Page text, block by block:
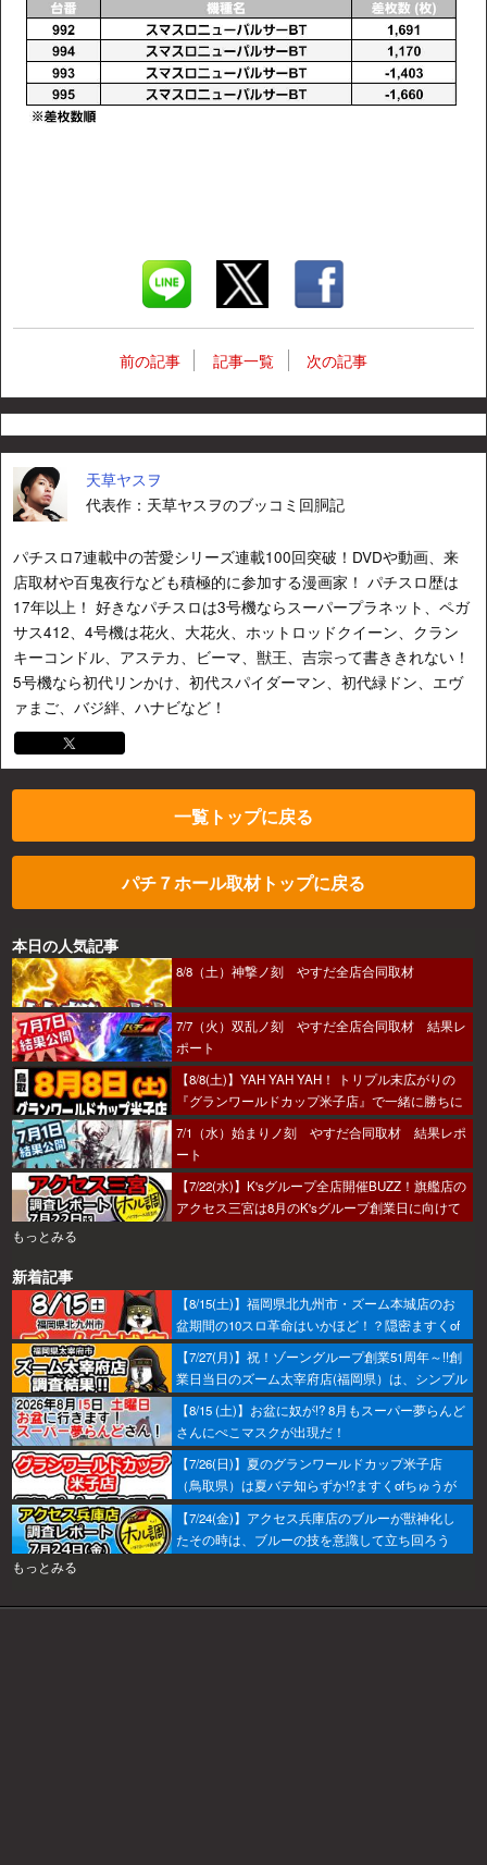
前の記事 記事一覧 次の記事
天草ヤスヲ
代表作：天草ヤスヲのブッコミ回胴記
パチスロ7連載中の苦愛シリーズ連載100回突破！DVDや動画、来
店取材や百鬼夜行なども積極的に参加する漫画家！ パチスロ歴は
17年以上！ 好きなパチスロは3号機ならスーパープラネット、ペガ
サス412、4号機は花火、大花火、ホットロッドクイーン、クラン
キーコンドル、アステカ、ビーマ、獣王、吉宗って書ききれない！
5号機なら初代リンかけ、初代スパイダーマン、初代緑ドン、エヴ
ァまご、バジ絆、ハナビなど！
一覧トップに戻る
パチ７ホール取材トップに戻る
本日の人気記事
8/8（土）神撃ノ刻 やすだ全店合同取材
7/7（火）双乱ノ刻 やすだ全店合同取材 結果レ
ポート
【8/8(土)】YAH YAH YAH！ トリプル末広がりの
『グランワールドカップ米子店』で一緒に勝ちに
行こうか～！
7/1（水）始まりノ刻 やすだ合同取材 結果レポ
ート
【7/22(水)】K'sグループ全店開催BUZZ！旗艦店の
アクセス三宮は8月のK'sグループ創業日に向けて
もっとみる
新着記事
【8/15(土)】福岡県北九州市・ズーム本城店のお
盆期間の10スロ革命はいかほど！？隠密ますくof
ちゅうが潜入調査へ！
【7/27(月)】祝！ゾーングループ創業51周年～!!創
業日当日のズーム太宰府店(福岡県）は、シンプル
におすすめから攻めるのがベター！あとはヒキ！
【8/15 (土)】お盆に奴が!? 8月もスーパー夢らんど
さんにぺこマスクが出現だ！
【7/26(日)】夏のグランワールドカップ米子店
（鳥取県）は夏バテ知らずか!?ますくofちゅうが
調査してきたで～！
【7/24(金)】アクセス兵庫店のブルーが獣神化し
たその時は、ブルーの技を意識して立ち回ろう
もっとみる